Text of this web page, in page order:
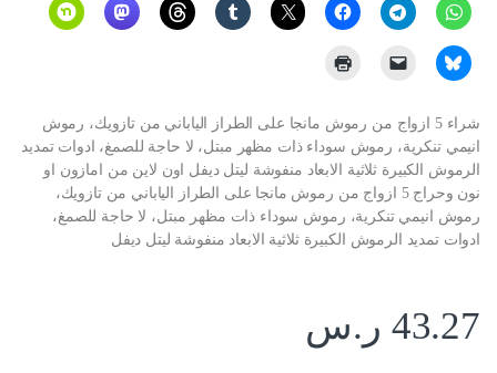
شراء 5 ازواج من رموش مانجا على الطراز الياباني من تازويك، رموش
انيمي تنكرية، رموش سوداء ذات مظهر مبتل، لا حاجة للصمغ، ادوات تمديد
الرموش الكبيرة ثلاثية الابعاد منفوشة ليتل ديفل اون لاين من امازون او
نون وحراج 5 ازواج من رموش مانجا على الطراز الياباني من تازويك،
رموش انيمي تنكرية، رموش سوداء ذات مظهر مبتل، لا حاجة للصمغ،
ادوات تمديد الرموش الكبيرة ثلاثية الابعاد منفوشة ليتل ديفل
43.27 ر.س